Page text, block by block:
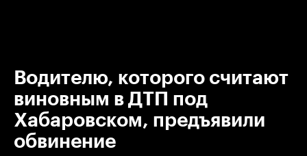
Водителю, которого считают
виновным в ДТП под
Хабаровском, предъявили
обвинение